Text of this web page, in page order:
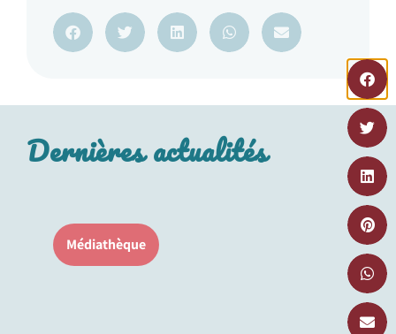
Dernières actualités
Médiathèque